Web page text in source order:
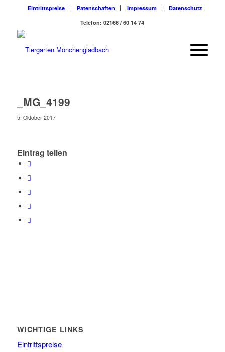
Eintrittspreise Patenschaften Impressum
Datenschutz
Telefon: 02166 / 60 14 74
_MG_4199
5. Oktober 2017
Eintrag teilen
WICHTIGE LINKS
Eintrittspreise